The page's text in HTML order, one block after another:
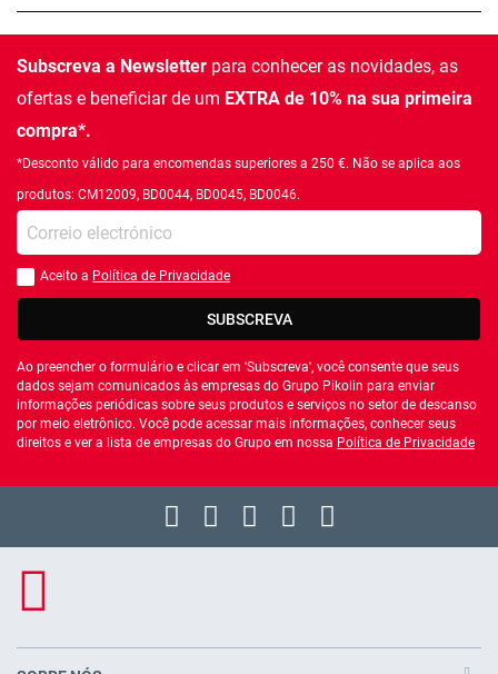
Subscreva a Newsletter para conhecer as novidades, as
ofertas e beneficiar de um EXTRA de 10% na sua primeira
compra*.
*Desconto válido para encomendas superiores a 250 €. Não se aplica aos
produtos: CM12009, BD0044, BD0045, BD0046.
Introduza o seu email
Você deve aceitar a política de privacidade
Aceito a Política de Privacidade
SUBSCREVA
Ao preencher o formulário e clicar em 'Subscreva', você consente que seus
dados sejam comunicados às empresas do Grupo Pikolin para enviar
informações periódicas sobre seus produtos e serviços no setor de descanso
por meio eletrônico. Você pode acessar mais informações, conhecer seus
direitos e ver a lista de empresas do Grupo em nossa Política de Privacidade